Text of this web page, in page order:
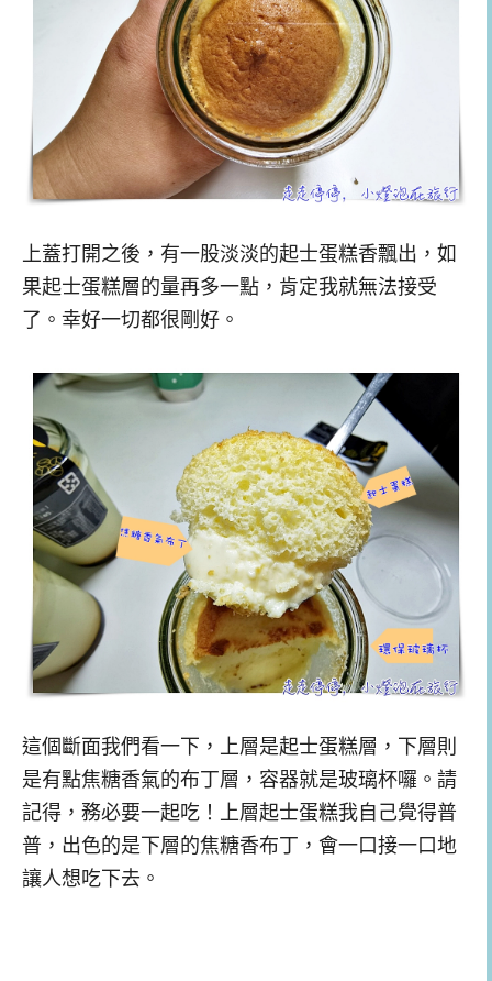
上蓋打開之後，有一股淡淡的起士蛋糕香飄出，如
果起士蛋糕層的量再多一點，肯定我就無法接受
了。幸好一切都很剛好。
這個斷面我們看一下，上層是起士蛋糕層，下層則
是有點焦糖香氣的布丁層，容器就是玻璃杯囉。請
記得，務必要一起吃！上層起士蛋糕我自己覺得普
普，出色的是下層的焦糖香布丁，會一口接一口地
讓人想吃下去。